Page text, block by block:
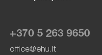
+370 5 263 9650
office@ehu.lt